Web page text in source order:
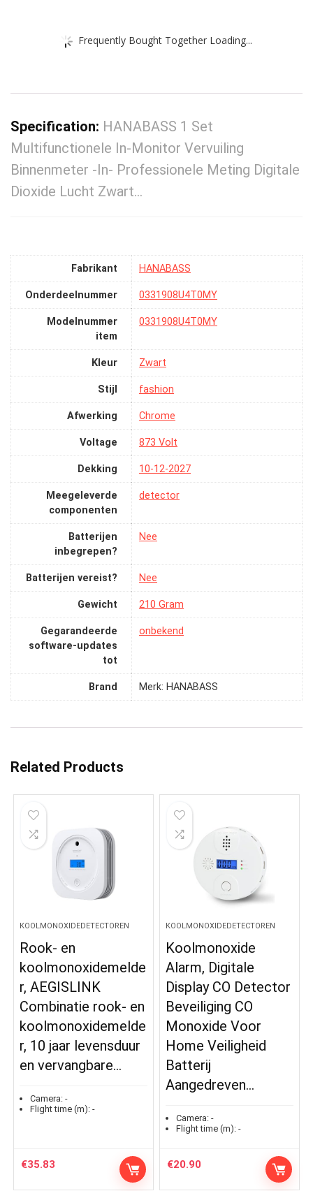
Frequently Bought Together Loading...
Specification: HANABASS 1 Set
Multifunctionele In-Monitor Vervuiling
Binnenmeter -In- Professionele Meting Digitale
Dioxide Lucht Zwart…
Fabrikant ‎HANABASS
Onderdeelnummer ‎0331908U4T0MY
Modelnummer
item
‎0331908U4T0MY
Kleur ‎Zwart
Stijl ‎fashion
Afwerking ‎Chrome
Voltage ‎873 Volt
Dekking ‎10-12-2027
Meegeleverde
componenten
‎detector
Batterijen
inbegrepen?
‎Nee
Batterijen vereist? ‎Nee
Gewicht ‎210 Gram
Gegarandeerde
software-updates
tot
‎onbekend
Brand Merk: HANABASS
Related Products
KOOLMONOXIDEDETECTOREN
Rook- en
koolmonoxidemelde
r, AEGISLINK
Combinatie rook- en
koolmonoxidemelde
r, 10 jaar levensduur
en vervangbare…
Camera: -
Flight time (m): -
€35.83
KOOLMONOXIDEDETECTOREN
Koolmonoxide
Alarm, Digitale
Display CO Detector
Beveiliging CO
Monoxide Voor
Home Veiligheid
Batterij
Aangedreven…
Camera: -
Flight time (m): -
€20.90